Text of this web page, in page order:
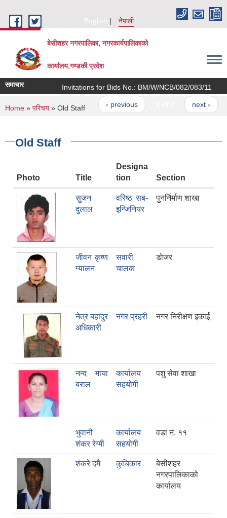
English
नेपाली
बेसीशहर नगरपालिका, नगरकार्यपालिकाको
कार्यालय,गण्डकी प्रदेश
समाचार Invitations for Bids No.: BM/W/NCB/082/083/11
‹ previous next ›
You are here
Home » परिचय » Old Staff
Old Staff
Photo Title
Designa
tion
Section
सुजन
दुलाल
वरिष्ठ सब-
इन्जिनियर
पुनर्निर्माण शाखा
जीवन कृष्ण
ग्यालन
सवारी
चालक
डोजर
नेत्र बहादुर
अधिकारी
नगर प्रहरी नगर निरीक्षण इकाई
नन्द माया
बराल
कार्यालय
सहयोगी
पशु सेवा शाखा
भुवानी
शंकर रेग्मी
कार्यालय
सहयोगी
वडा न‌ं. ११
शंकरे दमै कुचिकार
बेसीशहर
नगरपालिकाको
कार्यालय